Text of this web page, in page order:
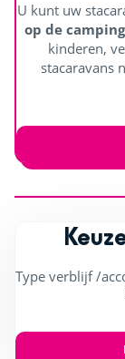
U kunt uw
op de camping
kinderen,
stacaravans
Type verblijf /